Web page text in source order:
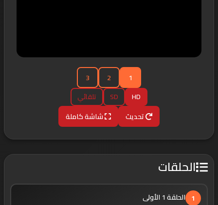
1
2
3
HD
SD تلقائي
تحديث شاشة كاملة
الحلقات
1 الحلقة 1 الأولى